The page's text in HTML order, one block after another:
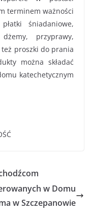
terminem ważności
śniadaniowe,
przyprawy,
też proszki do prania
można składać
katechetycznym
w Domu
w Szczepanowie